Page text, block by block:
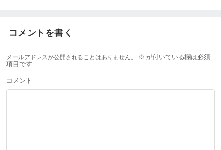
コメントを書く
メールアドレスが公開されることはありません。 ※ が付いている欄は必須
項目です
コメント